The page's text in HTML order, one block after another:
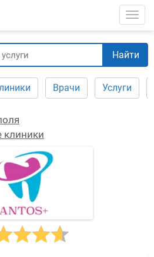
Найти
Врачи Услуги
клиники